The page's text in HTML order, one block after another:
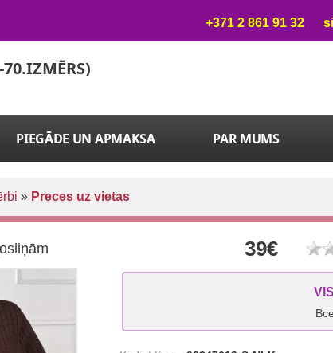
+371 2 861 91 32
PIEGĀDE UN APMAKSA PAR MUMS
» Preces uz vietas
39€